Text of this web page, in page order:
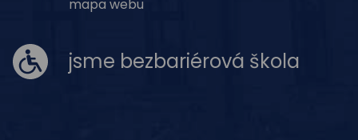
mapa webu
jsme bezbariérová škola